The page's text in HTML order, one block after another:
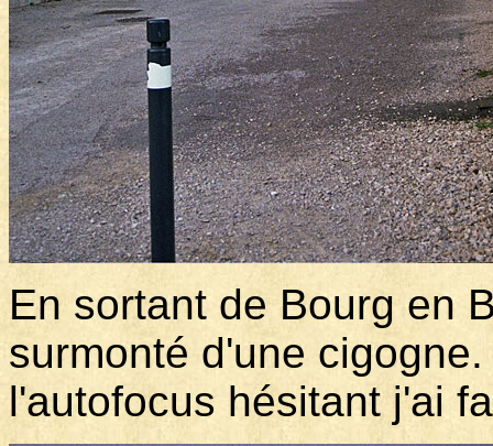
En sortant de Bourg en
surmonté d'une
l'autofocus hésitant j'ai